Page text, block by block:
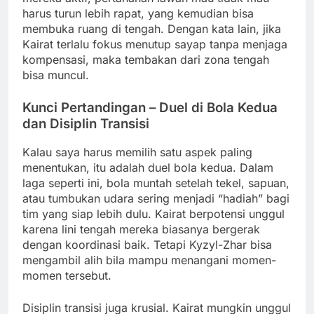
harus turun lebih rapat, yang kemudian bisa
membuka ruang di tengah. Dengan kata lain, jika
Kairat terlalu fokus menutup sayap tanpa menjaga
kompensasi, maka tembakan dari zona tengah
bisa muncul.
Kunci Pertandingan – Duel di Bola Kedua
dan Disiplin Transisi
Kalau saya harus memilih satu aspek paling
menentukan, itu adalah duel bola kedua. Dalam
laga seperti ini, bola muntah setelah tekel, sapuan,
atau tumbukan udara sering menjadi “hadiah” bagi
tim yang siap lebih dulu. Kairat berpotensi unggul
karena lini tengah mereka biasanya bergerak
dengan koordinasi baik. Tetapi Kyzyl-Zhar bisa
mengambil alih bila mampu menangani momen-
momen tersebut.
Disiplin transisi juga krusial. Kairat mungkin unggul